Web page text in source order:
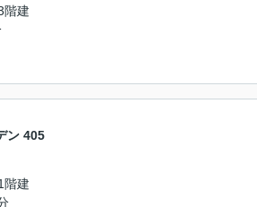
階建
ン 405
階建